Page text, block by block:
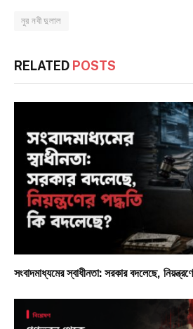
নুর নবী দুলাল
RELATED POSTS
সংবাদমাধ্যমের স্বাধীনতা: সরকার বদলেছে,